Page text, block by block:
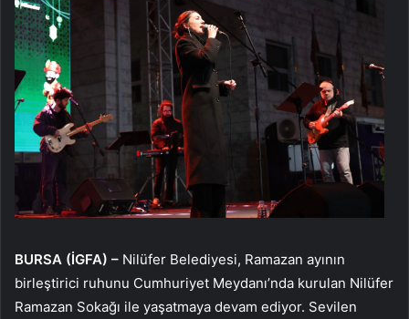
BURSA (İGFA) – Nilüfer Belediyesi, Ramazan ayının
birleştirici ruhunu Cumhuriyet Meydanı’nda kurulan Nilüfer
Ramazan Sokağı ile yaşatmaya devam ediyor. Sevilen